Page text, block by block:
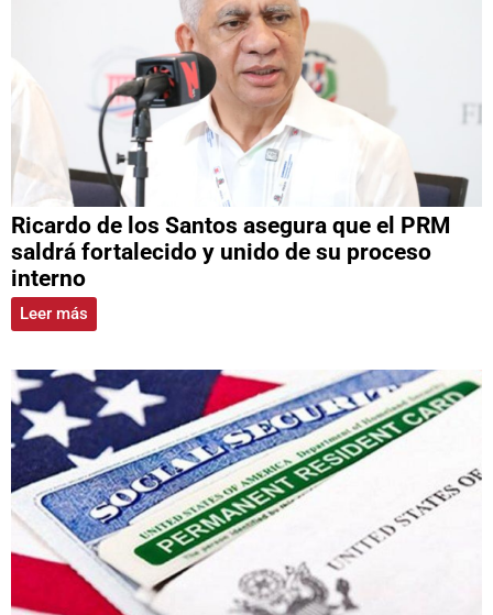
Ricardo de los Santos asegura que el PRM
saldrá fortalecido y unido de su proceso
interno
Leer más